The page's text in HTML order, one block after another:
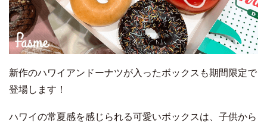
新作のハワイアンドーナツが入ったボックスも期間限定で
登場します！
ハワイの常夏感を感じられる可愛いボックスは、子供から